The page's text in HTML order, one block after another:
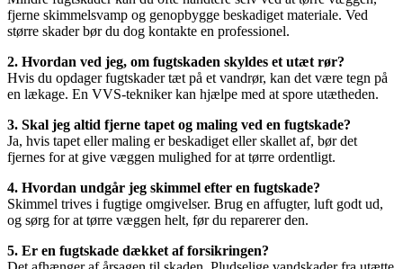
fjerne skimmelsvamp og genopbygge beskadiget materiale. Ved
større skader bør du dog kontakte en professionel.
2. Hvordan ved jeg, om fugtskaden skyldes et utæt rør?
Hvis du opdager fugtskader tæt på et vandrør, kan det være tegn på
en lækage. En VVS-tekniker kan hjælpe med at spore utætheden.
3. Skal jeg altid fjerne tapet og maling ved en fugtskade?
Ja, hvis tapet eller maling er beskadiget eller skallet af, bør det
fjernes for at give væggen mulighed for at tørre ordentligt.
4. Hvordan undgår jeg skimmel efter en fugtskade?
Skimmel trives i fugtige omgivelser. Brug en affugter, luft godt ud,
og sørg for at tørre væggen helt, før du reparerer den.
5. Er en fugtskade dækket af forsikringen?